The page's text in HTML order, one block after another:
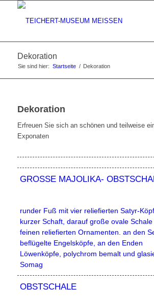
Dekoration
Sie sind hier: Startseite / Dekoration
Dekoration
Erfreuen Sie sich an schönen und teilweise
Exponaten
GROSSE MAJOLIKA-
runder Fuß mit vier reliefierten Satyr-
kurzer Schaft, darauf große ovale Schale
feinen reliefierten Ornamenten. an den
beflügelte Engelsköpfe, an den Enden
Löwenköpfe, polychrom bemalt und
Somag
OBSTSCHALE